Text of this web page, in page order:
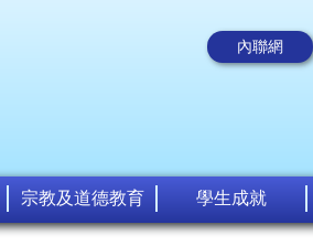
內聯網
宗教及道德教育 學生成就